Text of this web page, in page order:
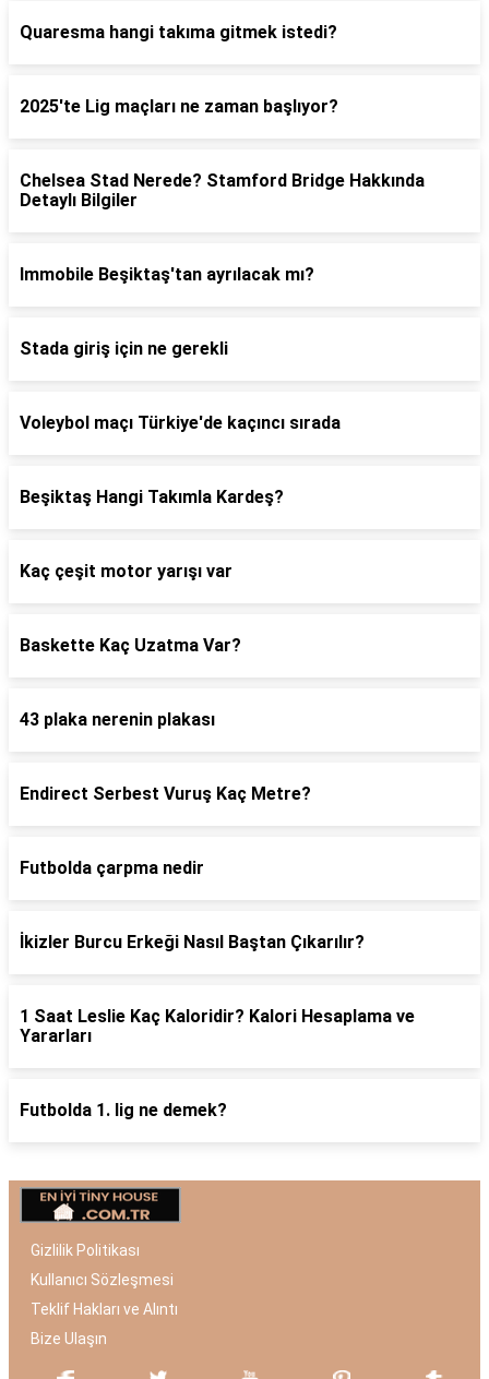
Quaresma hangi takıma gitmek istedi?
2025'te Lig maçları ne zaman başlıyor?
Chelsea Stad Nerede? Stamford Bridge Hakkında
Detaylı Bilgiler
Immobile Beşiktaş'tan ayrılacak mı?
Stada giriş için ne gerekli
Voleybol maçı Türkiye'de kaçıncı sırada
Beşiktaş Hangi Takımla Kardeş?
Kaç çeşit motor yarışı var
Baskette Kaç Uzatma Var?
43 plaka nerenin plakası
Endirect Serbest Vuruş Kaç Metre?
Futbolda çarpma nedir
İkizler Burcu Erkeği Nasıl Baştan Çıkarılır?
1 Saat Leslie Kaç Kaloridir? Kalori Hesaplama ve
Yararları
Futbolda 1. lig ne demek?
Gizlilik Politikası
Kullanıcı Sözleşmesi
Teklif Hakları ve Alıntı
Bize Ulaşın